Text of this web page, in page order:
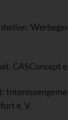
CASConcept
e. V.